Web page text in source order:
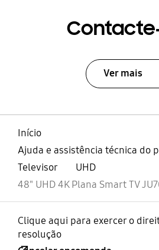
Ver mais
Início
Ajuda e assistência técnica do
Televisor
UHD
48" UHD 4K Plana Smart TV
Clique aqui para exercer o
resolução